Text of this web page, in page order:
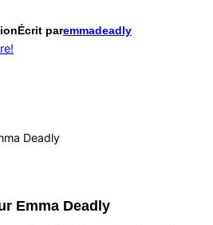
Écrit paremmadeadly
Deadly
Emma Deadly